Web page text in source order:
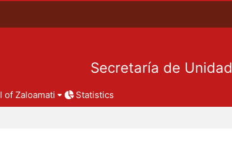
Secretaría de Unidad
of Zaloamati Statistics